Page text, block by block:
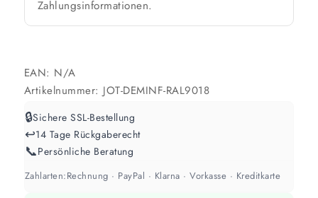
Werte sind Richtwerte und können je nach Untergrund und Werkzeug
abweichen. Für 10 % Reserve wird automatisch aufgerundet.
Zahlungsinformationen.
EAN: N/A
Artikelnummer: JOT-DEMINF-RAL9018
🔒Sichere SSL-Bestellung
↩️14 Tage Rückgaberecht
📞Persönliche Beratung
Zahlarten:Rechnung · PayPal · Klarna · Vorkasse · Kreditkarte